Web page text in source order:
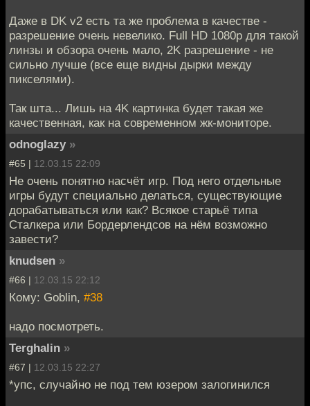
Даже в DK v2 есть та же проблема в качестве -
разрешение очень невелико. Full HD 1080p для такой
линзы и обзора очень мало, 2K разрешение - не
сильно лучше (все еще видны дырки между
пикселями).
Так шта... Лишь на 4K картинка будет такая же
качественная, как на современном жк-мониторе.
odnoglazy »
#65 | 12.03.15 22:09
Не очень понятно насчёт игр. Под него отдельные
игры будут специально делаться, существующие
дорабатываться или как? Всякое старьё типа
Сталкера или Бордерлендсов на нём возможно
завести?
knudsen »
#66 | 12.03.15 22:12
Кому: Goblin, #38
надо посмотреть.
Terghalin »
#67 | 12.03.15 22:27
*упс, случайно не под тем юзером залогинился